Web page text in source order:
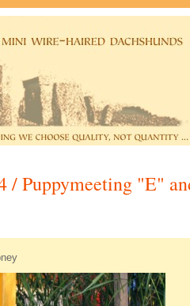
/ Puppymeeting "E"